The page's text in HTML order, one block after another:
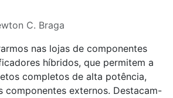
C. Braga
nas lojas de componentes
híbridos, que permitem a
completos de alta potência,
componentes externos. Destacam-